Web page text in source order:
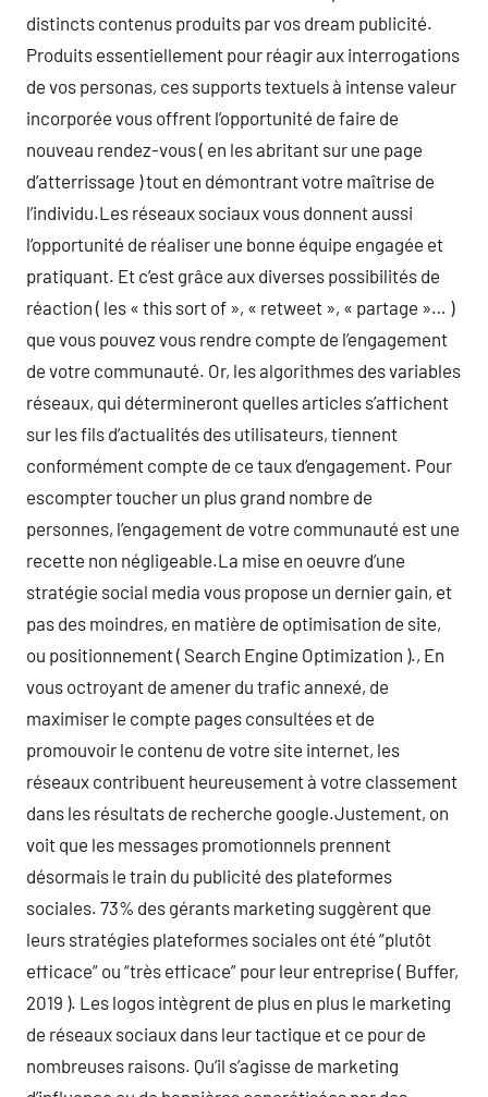
distincts contenus produits par vos dream publicité.
Produits essentiellement pour réagir aux interrogations
de vos personas, ces supports textuels à intense valeur
incorporée vous offrent l’opportunité de faire de
nouveau rendez-vous ( en les abritant sur une page
d’atterrissage ) tout en démontrant votre maîtrise de
l’individu.Les réseaux sociaux vous donnent aussi
l’opportunité de réaliser une bonne équipe engagée et
pratiquant. Et c’est grâce aux diverses possibilités de
réaction ( les « this sort of », « retweet », « partage »… )
que vous pouvez vous rendre compte de l’engagement
de votre communauté. Or, les algorithmes des variables
réseaux, qui détermineront quelles articles s’affichent
sur les fils d’actualités des utilisateurs, tiennent
conformément compte de ce taux d’engagement. Pour
escompter toucher un plus grand nombre de
personnes, l’engagement de votre communauté est une
recette non négligeable.La mise en oeuvre d’une
stratégie social media vous propose un dernier gain, et
pas des moindres, en matière de optimisation de site,
ou positionnement ( Search Engine Optimization )., En
vous octroyant de amener du trafic annexé, de
maximiser le compte pages consultées et de
promouvoir le contenu de votre site internet, les
réseaux contribuent heureusement à votre classement
dans les résultats de recherche google.Justement, on
voit que les messages promotionnels prennent
désormais le train du publicité des plateformes
sociales. 73% des gérants marketing suggèrent que
leurs stratégies plateformes sociales ont été “plutôt
efficace” ou “très efficace” pour leur entreprise ( Buffer,
2019 ). Les logos intègrent de plus en plus le marketing
de réseaux sociaux dans leur tactique et ce pour de
nombreuses raisons. Qu’il s’agisse de marketing